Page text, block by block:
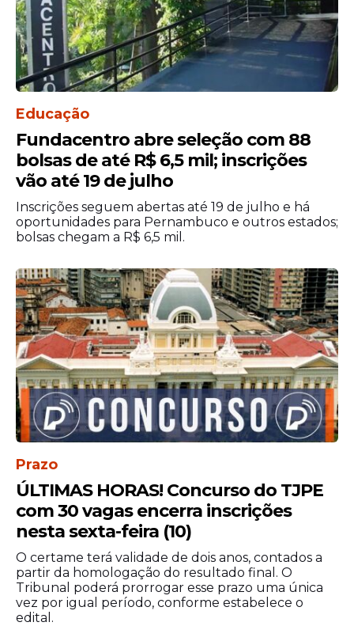
Educação
Fundacentro abre seleção com 88
bolsas de até R$ 6,5 mil; inscrições
vão até 19 de julho
Inscrições seguem abertas até 19 de julho e há
oportunidades para Pernambuco e outros estados;
bolsas chegam a R$ 6,5 mil.
Prazo
ÚLTIMAS HORAS! Concurso do TJPE
com 30 vagas encerra inscrições
nesta sexta-feira (10)
O certame terá validade de dois anos, contados a
partir da homologação do resultado final. O
Tribunal poderá prorrogar esse prazo uma única
vez por igual período, conforme estabelece o
edital.